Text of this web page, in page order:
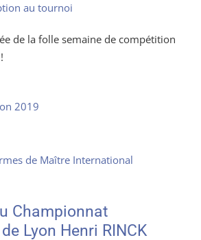
au tournoi
de la folle semaine de compétition
2019
de Maître International
Championnat
Lyon Henri RINCK